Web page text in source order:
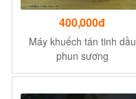
400,000đ
Máy khuếch tán tinh dầu
phun sương